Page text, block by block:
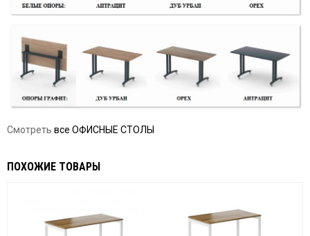
Смотреть все ОФИСНЫЕ СТОЛЫ
ПОХОЖИЕ ТОВАРЫ